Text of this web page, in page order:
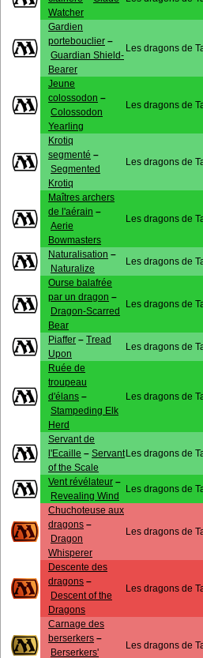
Watcher
Gardien
portebouclier –
Guardian Shield-
Bearer
Les dragons de
Jeune
colossodon –
Colossodon
Yearling
Les dragons de
Krotiq
segmenté –
Segmented
Krotiq
Les dragons de
Maîtres archers
de l'aérain –
Aerie
Bowmasters
Les dragons de
Naturalisation –
Naturalize
Les dragons de
Ourse balafrée
par un dragon –
Dragon-Scarred
Bear
Les dragons de
Piaffer – Tread
Upon
Les dragons de
Ruée de
troupeau
d'élans –
Stampeding Elk
Herd
Les dragons de
Servant de
l'Ecaille – Servant
of the Scale
Les dragons de
Vent révélateur –
Revealing Wind
Les dragons de
Chuchoteuse aux
dragons –
Dragon
Whisperer
Les dragons de
Descente des
dragons –
Descent of the
Dragons
Les dragons de
Carnage des
berserkers –
Berserkers'
Les dragons de